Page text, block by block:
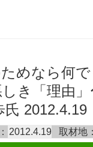
ためなら何
き「理由
氏 2012.4.19
2012.4.19 取材地：